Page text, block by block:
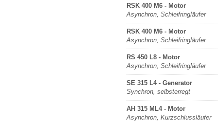
RSK 400 M6 - Motor
Asynchron, Schleifringläufer
RSK 400 M6 - Motor
Asynchron, Schleifringläufer
RS 450 L8 - Motor
Asynchron, Schleifringläufer
SE 315 L4 - Generator
Synchron, selbsterregt
AH 315 ML4 - Motor
Asynchron, Kurzschlussläufer